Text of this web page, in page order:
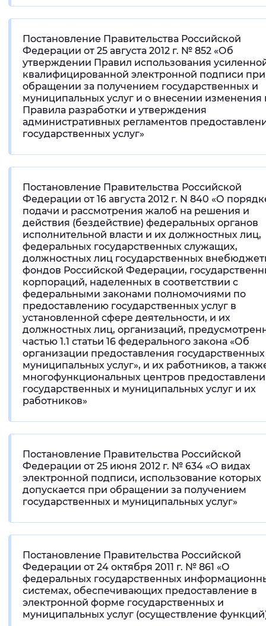
Постановление Правительства Российской
Федерации от 25 августа 2012 г. № 852 «Об
утверждении Правил использования
квалифицированной электронной подписи при
обращении за получением государственных и
муниципальных услуг и о внесении изменения
Правила разработки и утверждения
административных регламентов
государственных услуг»
Постановление Правительствa Российской
Федерации от 16 августа 2012 г. N 840 «О
подачи и рассмотрения жалоб на решения и
действия (бездействие) федеральных органов
исполнительной власти и их должностных лиц,
федеральных государственных служащих,
должностных лиц государственных
фондов Российской Федерации,
корпораций, наделенных в соответствии с
федеральными законами полномочиями по
предоставлению государственных услуг в
установленной сфере деятельности, и их
должностных лиц, организаций,
частью 1.1 статьи 16 федерального закона «Об
организации предоставления
муниципальных услуг», и их работников, а
многофункциональных центров
государственных и муниципальных услуг и их
работников»
Постановление Правительства Российской
Федерации от 25 июня 2012 г. № 634 «О видах
электронной подписи, использование которых
допускается при обращении за получением
государственных и муниципальных услуг»
Постановление Правительства Российской
Федерации от 24 октября 2011 г. № 861 «О
федеральных государственных
системах, обеспечивающих предоставление в
электронной форме государственных и
муниципальных услуг (осуществление